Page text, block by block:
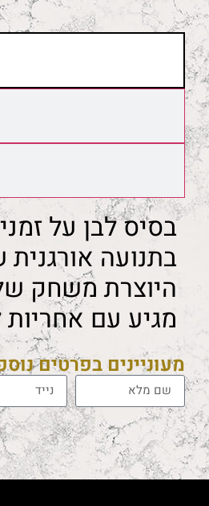
בסיס לבן על
בתנועה
היוצרת משחק
מגיע עם אחריות
מעוניינים בפרטים